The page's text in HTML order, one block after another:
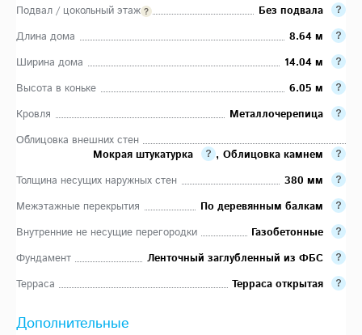
Подвал / цокольный этаж
Без подвала
Длина дома
8.64 м
Ширина дома
14.04 м
Высота в коньке
6.05 м
Кровля
Металлочерепица
Облицовка внешних стен
Мокрая штукатурка
, Облицовка камнем
Толщина несущих наружных стен
380 мм
Межэтажные перекрытия
По деревянным балкам
Внутренние не несущие перегородки
Газобетонные
Фундамент
Ленточный заглубленный из ФБС
Терраса
Терраса открытая
Дополнительные